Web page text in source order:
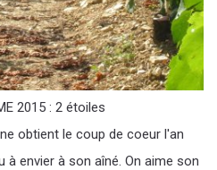
2015 : 2 étoiles
obtient le coup de coeur l'an
à envier à son aîné. On aime son